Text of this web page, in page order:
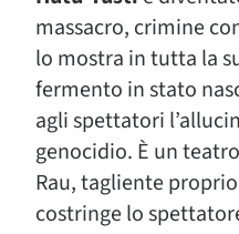
massacro, crimine
lo mostra in tutta la
fermento in stato
agli spettatori
genocidio. È un
Rau, tagliente
costringe lo